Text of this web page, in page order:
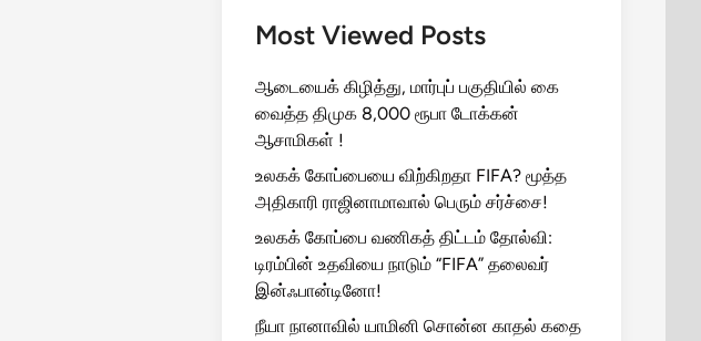
Most Viewed Posts
ஆடையைக் கிழித்து, மார்புப் பகுதியில் கை
வைத்த திமுக 8,000 ரூபா டோக்கன்
ஆசாமிகள் !
உலகக் கோப்பையை விற்கிறதா FIFA? மூத்த
அதிகாரி ராஜினாமாவால் பெரும் சர்ச்சை!
உலகக் கோப்பை வணிகத் திட்டம் தோல்வி:
டிரம்பின் உதவியை நாடும் “FIFA” தலைவர்
இன்ஃபான்டினோ!
நீயா நானாவில் யாமினி சொன்ன காதல் கதை